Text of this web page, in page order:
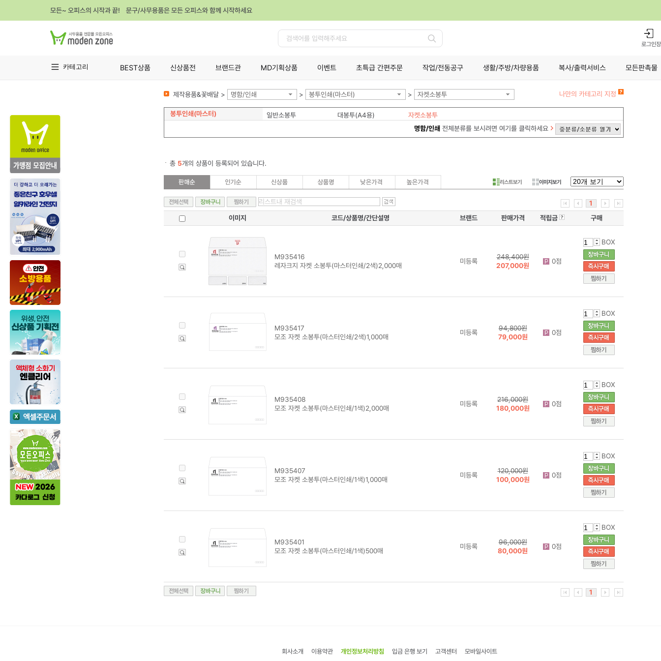
모든~ 오피스의 시작과 끝! 문구/사무용품은 모든 오피스와 함께 시작하세요
검
로그인
카테고리 BEST상품 신상품전 브랜드관 MD기획상품 이벤트 초특급 간편주문 작업/전동공구 생활/주방/차량용품 복사/출력서비스 모든판촉물
제작용품&꽃배달 > 명함/인쇄 > 봉투인쇄(마스터) > 자켓소봉투 나만의 카테고리 지정
봉투인쇄(마스터) 일반소봉투 대봉투(A4용)
자켓소봉투
명함/인쇄 전체분류를 보시려면 여기를 클릭하세요
총 5개의 상품이 등록되어 있습니다.
리스트보기 이미지보기
1
이미지
코드/상품명/간단설명 브랜드 판매가격 적립금 구매
M935416
레자크지 자켓 소봉투(마스터인쇄/2색)2,000매
미등록
248,400원
207,000원
0점
BOX
M935417
모조 자켓 소봉투(마스터인쇄/2색)1,000매
미등록
94,800원
79,000원
0점
BOX
M935408
모조 자켓 소봉투(마스터인쇄/1색)2,000매
미등록
216,000원
180,000원
0점
BOX
M935407
모조 자켓 소봉투(마스터인쇄/1색)1,000매
미등록
120,000원
100,000원
0점
BOX
M935401
모조 자켓 소봉투(마스터인쇄/1색)500매
미등록
96,000원
80,000원
0점
BOX
1
회사소개 이용약관 개인정보처리방침 입금 은행 보기 고객센터 모바일사이트